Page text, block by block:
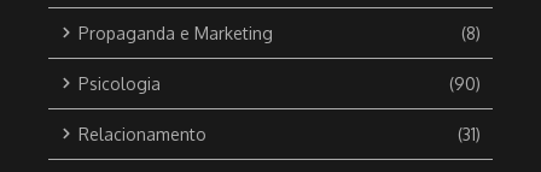
Propaganda e Marketing (8)
Psicologia (90)
Relacionamento (31)